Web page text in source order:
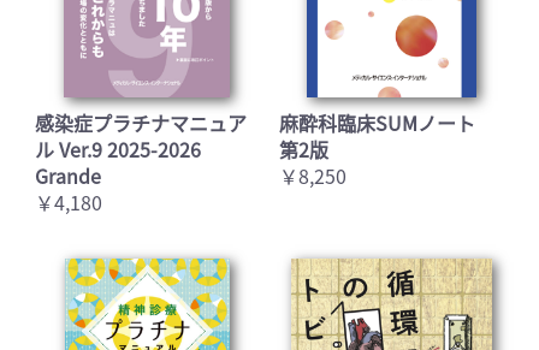
感染症プラチナマニュア
ル Ver.9 2025-2026
Grande
￥4,180
麻酔科臨床SUMノート
第2版
￥8,250